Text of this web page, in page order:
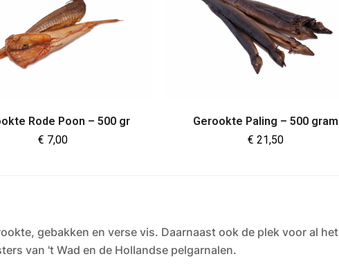
Rode Poon – 500 gr
€ 7,00
Gerookte Paling – 500 gram
€ 21,50
gebakken en verse vis. Daarnaast ook de plek voor al het
van 't Wad en de Hollandse pelgarnalen.